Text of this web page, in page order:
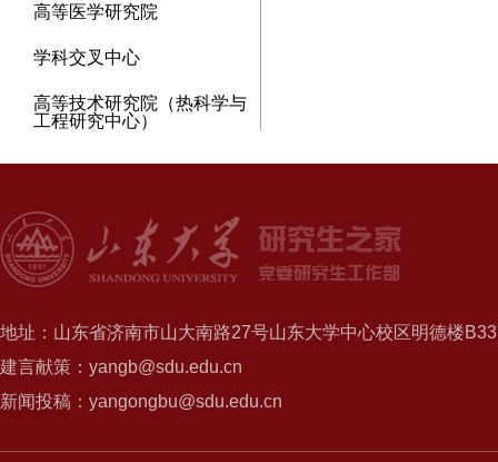
高等医学研究院
学科交叉中心
高等技术研究院（热科学与
工程研究中心）
地址：山东省济南市山大南路27号山东大学中心校区明德楼
建言献策：yangb@sdu.edu.cn
新闻投稿：yangongbu@sdu.edu.cn